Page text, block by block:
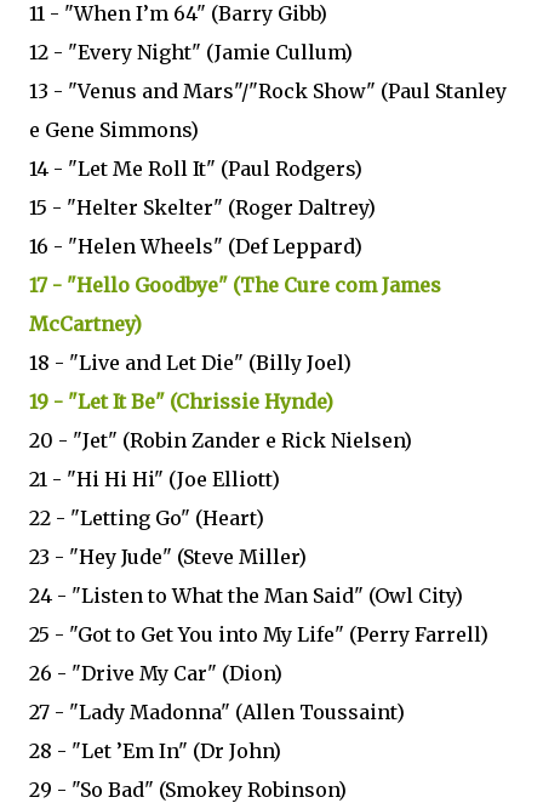
11 - "When I’m 64" (Barry Gibb)
12 - "Every Night" (Jamie Cullum)
13 - "Venus and Mars"/"Rock Show" (Paul Stanley
e Gene Simmons)
14 - "Let Me Roll It" (Paul Rodgers)
15 - "Helter Skelter" (Roger Daltrey)
16 - "Helen Wheels" (Def Leppard)
17 - "Hello Goodbye" (The Cure com James
McCartney)
18 - "Live and Let Die" (Billy Joel)
19 - "Let It Be" (Chrissie Hynde)
20 - "Jet" (Robin Zander e Rick Nielsen)
21 - "Hi Hi Hi" (Joe Elliott)
22 - "Letting Go" (Heart)
23 - "Hey Jude" (Steve Miller)
24 - "Listen to What the Man Said" (Owl City)
25 - "Got to Get You into My Life" (Perry Farrell)
26 - "Drive My Car" (Dion)
27 - "Lady Madonna" (Allen Toussaint)
28 - "Let ’Em In" (Dr John)
29 - "So Bad" (Smokey Robinson)